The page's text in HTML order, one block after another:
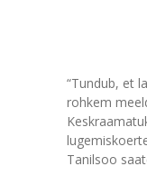
“Tundub, et
rohkem
Tanilsoo